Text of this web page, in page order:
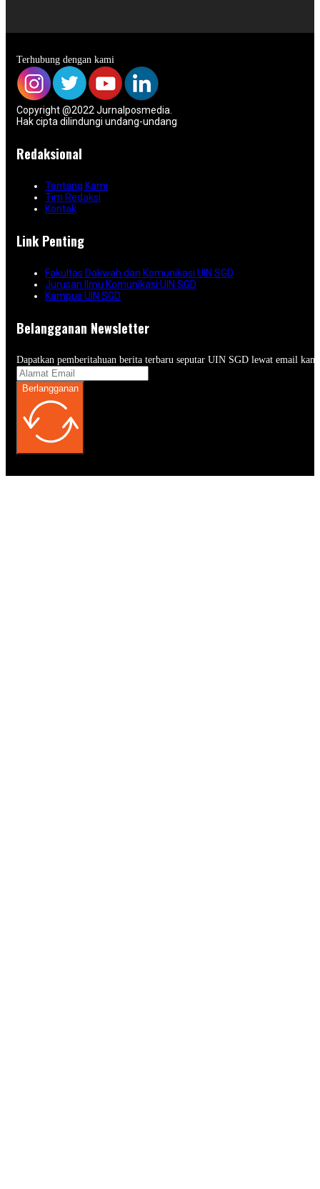
Terhubung dengan kami
Copyright @2022 Jurnalposmedia.
Hak cipta dilindungi undang-undang
Redaksional
Tentang Kami
Tim Redaksi
Kontak
Link Penting
Fakultas Dakwah dan Komunikasi UIN SGD
Jurusan Ilmu Komunikasi UIN SGD
Kampus UIN SGD
Belangganan Newsletter
Dapatkan pemberitahuan berita terbaru seputar UIN SGD lewat email
Berlangganan